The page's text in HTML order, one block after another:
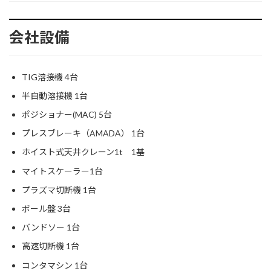
会社設備
TIG溶接機 4台
半自動溶接機 1台
ポジショナー(MAC) 5台
プレスブレーキ（AMADA） 1台
ホイスト式天井クレーン1t 1基
マイトスケーラー1台
プラズマ切断機 1台
ボール盤 3台
バンドソー 1台
高速切断機 1台
コンタマシン 1台